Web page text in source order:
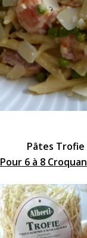
Pâtes Trofie
Pour 6 à 8